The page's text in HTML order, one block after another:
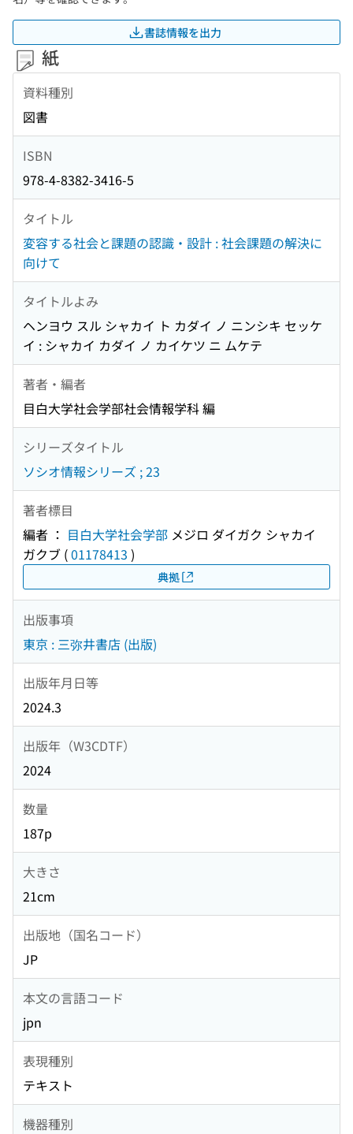
書誌情報を出力
紙
資料種別
図書
ISBN
978-4-8382-3416-5
タイトル
変容する社会と課題の認識・設計 : 社会課題の解決に
向けて
タイトルよみ
ヘンヨウ スル シャカイ ト カダイ ノ ニンシキ セッケ
イ : シャカイ カダイ ノ カイケツ ニ ムケテ
著者・編者
目白大学社会学部社会情報学科 編
シリーズタイトル
ソシオ情報シリーズ ; 23
著者標目
編者 ： 目白大学社会学部 メジロ ダイガク シャカイ
ガクブ (01178413 )
典拠
出版事項
東京 : 三弥井書店 (出版)
出版年月日等
2024.3
出版年（W3CDTF）
2024
数量
187p
大きさ
21cm
出版地（国名コード）
JP
本文の言語コード
jpn
表現種別
テキスト
機器種別